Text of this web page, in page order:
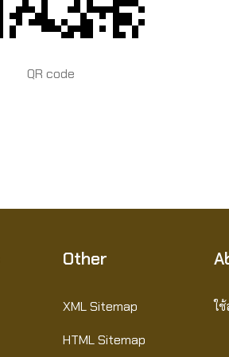
QR code
Other
XML Sitemap
HTML Sitemap
ใ